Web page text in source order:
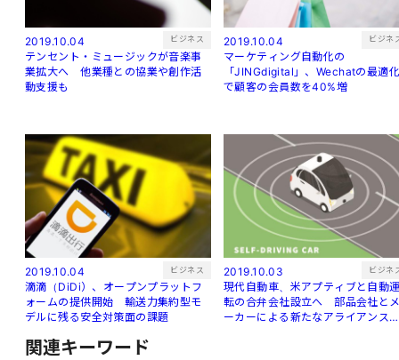
2019.10.04 ビジネス
テンセント・ミュージックが音楽事
業拡大へ 他業種との協業や創作活
動支援も
2019.10.04 ビジネ
マーケティング自動化の
「JINGdigital」、Wechatの最適
で顧客の会員数を40%増
2019.10.04 ビジネス
滴滴（DiDi）、オープンプラットフ
ォームの提供開始 輸送力集約型モ
デルに残る安全対策面の課題
2019.10.03 ビジネ
現代自動車、米アプティブと自動
転の合弁会社設立へ 部品会社と
ーカーによる新たなアライアンス
関連キーワード